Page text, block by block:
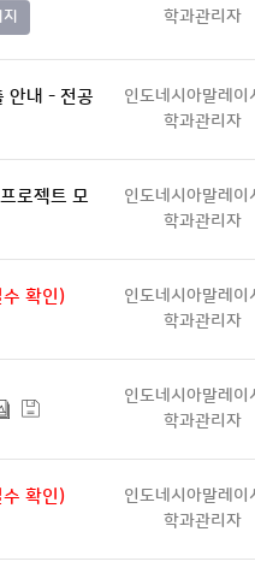
학과관리자
안내 - 전공
인도네시아말레이
학과관리자
로젝트 모
인도네시아말레이
학과관리자
확인)
인도네시아말레이
학과관리자
인도네시아말레이
학과관리자
확인)
인도네시아말레이
학과관리자